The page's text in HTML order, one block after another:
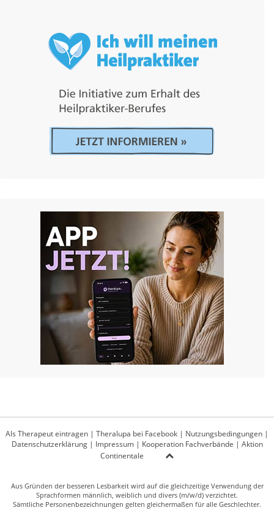
Als Therapeut eintragen | Theralupa bei Facebook | Nutzungsbedingungen |
Datenschutzerklärung| Impressum| Kooperation Fachverbände | Aktion
Continentale
Aus Gründen der besseren Lesbarkeit wird auf die gleichzeitige Verwendung der
Sprachformen männlich, weiblich und divers (m/w/d) verzichtet.
Sämtliche Personenbezeichnungen gelten gleichermaßen für alle Geschlechter.